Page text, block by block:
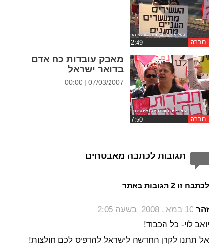
חברה
חברה
מאבק עובדות כח אדם
בדואר ישראל
07/03/2007 | 00:00
תגובות לכתבה מאבטחים
לכתבה זו 2 תגובות באתר
זהר ‏10 במאי, 2008 בשעה 2:05
יואב לוי- כל הכבוד!
אל תתנו לקרן החדשה לישראל להדפיס לכם חולצות!